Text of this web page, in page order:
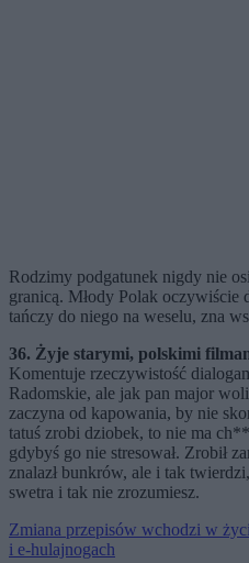
Rodzimy podgatunek nigdy nie
granicą. Młody Polak oczywiście
tańczy do niego na weselu, zna
36. Żyje starymi, polskimi
Komentuje rzeczywistość
Radomskie, ale jak pan major
zaczyna od kapowania, by nie
tatuś zrobi dziobek, to nie ma
gdybyś go nie stresował. Zrobił
znalazł bunkrów, ale i tak
swetra i tak nie zrozumiesz.
Zmiana przepisów wchodzi w
i e-hulajnogach